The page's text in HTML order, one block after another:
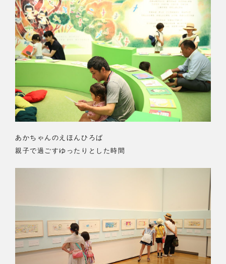
あかちゃんのえほんひろば
親子で過ごすゆったりとした時間